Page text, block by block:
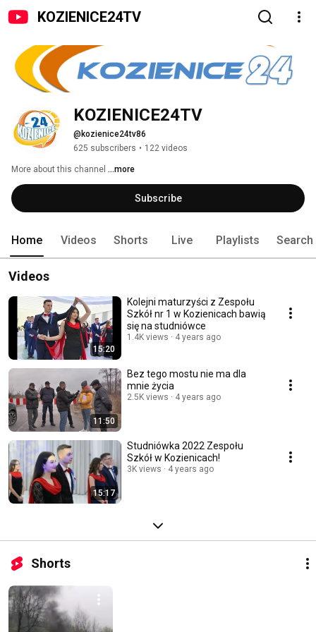
KOZIENICE24TV
KOZIENICE24TV
@kozienice24tv86
625 subscribers • 122 videos
More about this channel ...more
Subscribe
Home Videos Shorts Live Playlists Search
Videos
15:20
Kolejni maturzyści z Zespołu
Szkół nr 1 w Kozienicach bawią
się na studniówce
1.4K views 4 years ago
11:50
Bez tego mostu nie ma dla
mnie życia
2.5K views 4 years ago
15:17
Studniówka 2022 Zespołu
Szkół w Kozienicach!
3K views 4 years ago
Shorts